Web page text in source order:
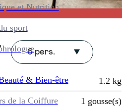
et Nutrition
sport
& Bien-être
de la Coiffure
6 pers.
1.2 kg
1 gousse(s)